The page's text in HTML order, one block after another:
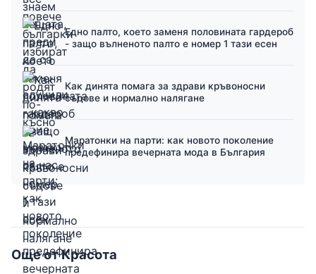
Едно палто, което заменя половината гардероб
- защо вълненото палто е номер 1 тази есен
Как динята помага за здрави кръвоносни
съдове и нормално налягане
Маратонки на парти: как новото поколение
предефинира вечерната мода в България
Още от Красота